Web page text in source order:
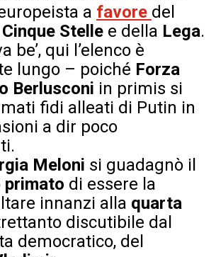
a favore del
Stelle e della Lega.
be’, qui l’elenco è
lungo – poiché Forza
Berlusconi in primis si
fidi alleati di Putin in
a dir poco
Meloni si guadagnò il
primato di essere la
innanzi alla quarta
discutibile dal
democratico, del